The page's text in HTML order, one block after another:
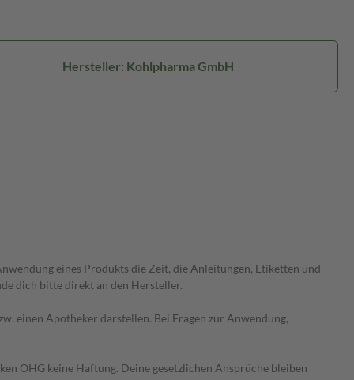
Hersteller: Kohlpharma GmbH
eines Produkts die Zeit, die Anleitungen, Etiketten und
dich bitte direkt an den Hersteller.
einen Apotheker darstellen. Bei Fragen zur Anwendung,
OHG keine Haftung. Deine gesetzlichen Ansprüche bleiben